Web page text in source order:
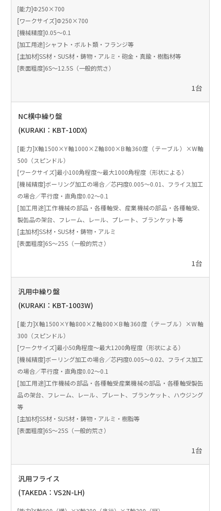
[能力]Φ250×700
[ワークサイズ]Φ250×700
[機械精度]0.05～0.1
[加工用途]シャフト・ボルト類・フランジ等
[主加材]SS材・SUS材・鋳物・アルミ・砲金・真鍮・樹脂材等
[表面粗度]6S～12.5S（一般的荒さ）
1台
NC横中繰り盤
(KURAKI：KBT-10DX)
[能力]X軸1500×Y軸1000×Z軸800×B軸360度（テーブル）×W軸
500（スピンドル）
[ワークサイズ]最小100角程度～最大1000角程度（形状による）
[機械精度]ボーリング加工の場合／芯円度0.005～0.01、フライス加工
の場合／平行度・直角度0.02～0.1
[加工用途]工作機械の部品・各種軸受、産業機械の部品・各種軸受、
製缶品の架台、フレーム、レール、プレート、ブランケット等
[主加材]SS材・SUS材・鋳物・アルミ
[表面粗度]6S～25S（一般的荒さ）
1台
汎用中繰り盤
(KURAKI：KBT-1003W)
[能力]X軸1500×Y軸800×Z軸800×B軸360度（テーブル）×W軸
300（スピンドル）
[ワークサイズ]最小50角程度～最大1200角程度（形状による）
[機械精度]ボーリング加工の場合／芯円度0.005～0.02、フライス加工
の場合／平行度・直角度0.02～0.1
[加工用途]工作機械の部品・各種軸受産業機械の部品・各種軸受製缶
品の架台、フレーム、レール、プレート、ブランケット、ハウジング
等
[主加材]SS材・SUS材・鋳物・アルミ・樹脂等
[表面粗度]6S～25S（一般的荒さ）
1台
汎用フライス
(TAKEDA：VS2N-LH)